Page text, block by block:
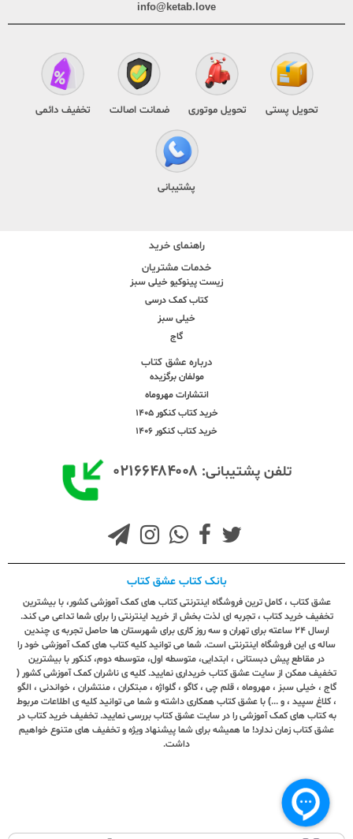
info@ketab.love
تحویل پستی تحویل موتوری ضمانت اصالت تخفیف دائمی
پشتیبانی
راهنمای خرید
خدمات مشتریان
زیست پینوکیو خیلی سبز
کتاب کمک درسی
خیلی سبز
گاج
درباره عشق کتاب
مولفان برگزیده
انتشارات مهروماه
خرید کتاب کنکور 1405
خرید کتاب کنکور 1406
تلفن پشتیبانی: ۰۲۱۶۶۴۸۴۰۰۸
بانک کتاب عشق کتاب
عشق کتاب ، کامل ترین فروشگاه اینترنتی کتاب های کمک آموزشی کشور، با بیشترین
تخفیف خرید کتاب ، تجربه ای لذت بخش از خرید اینترنتی را برای شما تداعی می کند.
ارسال ٢٤ ساعته برای تهران و سه روز کاری برای شهرستان ها حاصل تجربه ی چندین
ساله ی این فروشگاه اینترنتی است. شما می توانید کلیه کتاب های کمک آموزشی خود را
در مقاطع پیش دبستانی ، ابتدایی، متوسطه اول، متوسطه دوم، کنکور با بیشترین
تخفیف ممکن از سایت عشق کتاب خریداری نمایید. کلیه ی ناشران کمک آموزشی کشور (
گاج ، خیلی سبز ، مهروماه ، قلم چی ، کاگو ، گلواژه ، مبتکران ، منتشران ، خواندنی ، الگو
، کلاغ سپید ، و ...) با عشق کتاب همکاری داشته و شما می توانید کلیه ی اطلاعات مربوط
به کتاب های کمک آموزشی را در سایت عشق کتاب بررسی نمایید. تخفیف خرید کتاب در
عشق کتاب زمان ندارد! ما همیشه برای شما پیشنهاد ویژه و تخفیف های متنوع خواهیم
داشت.